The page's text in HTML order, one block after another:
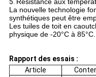
5. Résistance aux
La nouvelle technologie
synthétiques peut être
Les tuiles de toit en
physique de -20°C à 85°C.
Rapport des essais :
Article